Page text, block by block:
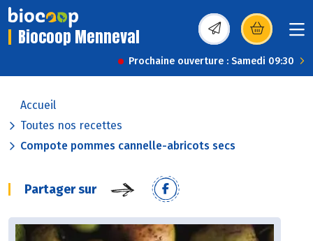
Biocoop Menneval (s’ouvre dans une
Prochaine ouverture : Samedi 09:30
Accueil
Toutes nos recettes
Compote pommes cannelle-abricots secs
Partager sur